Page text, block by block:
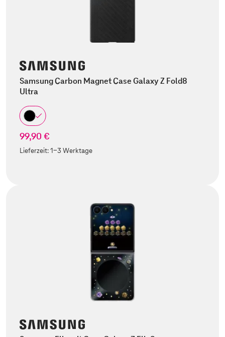
Samsung Carbon Magnet Case Galaxy Z Fold8
Ultra
99,90 €
Lieferzeit:1-3 Werktage